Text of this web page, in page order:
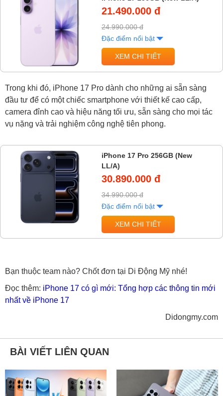
21.490.000 đ
24.990.000 đ
Đặc điểm nổi bật
XEM CHI TIẾT
Trong khi đó, iPhone 17 Pro dành cho những ai sẵn sàng
đầu tư để có một chiếc smartphone với thiết kế cao cấp,
camera đỉnh cao và hiệu năng tối ưu, sẵn sàng cho mọi tác
vụ nặng và trải nghiệm công nghệ tiên phong.
iPhone 17 Pro 256GB (New
LL/A)
30.890.000 đ
34.990.000 đ
Đặc điểm nổi bật
XEM CHI TIẾT
Bạn thuộc team nào? Chốt đơn tại Di Động Mỹ nhé!
Đọc thêm: iPhone 17 có gì mới: Tổng hợp các thông tin mới
nhất về iPhone 17
Didongmy.com
BÀI VIẾT LIÊN QUAN